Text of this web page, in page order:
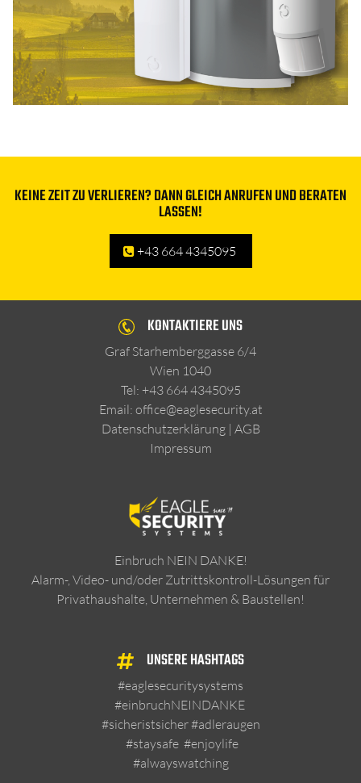
FÜR BAUSTELLEN
KONTAKT
KEINE ZEIT ZU VERLIEREN? DANN GLEICH ANRUFEN UND BERATEN
LASSEN!
+43 664 4345095
KONTAKTIERE UNS
Graf Starhemberggasse 6/4
Wien 1040
Tel: +43 664 4345095
Email: office@eaglesecurity.at
Datenschutzerklärung| AGB
Impressum
Einbruch NEIN DANKE!
Alarm-, Video- und/oder Zutrittskontroll-Lösungen für
Privathaushalte, Unternehmen & Baustellen!
UNSERE HASHTAGS
#eaglesecuritysystems
#einbruchNEINDANKE
#sicheristsicher#adleraugen
#staysafe #enjoylife
#alwayswatching